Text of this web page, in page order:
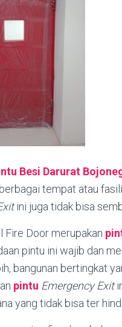
Besi Darurat
tempat atau
ini juga tidak bisa
Fire Door merupakan
pintu ini wajib dan
bangunan bertingkat
pintu Emergency Exit
yang tidak bisa ter